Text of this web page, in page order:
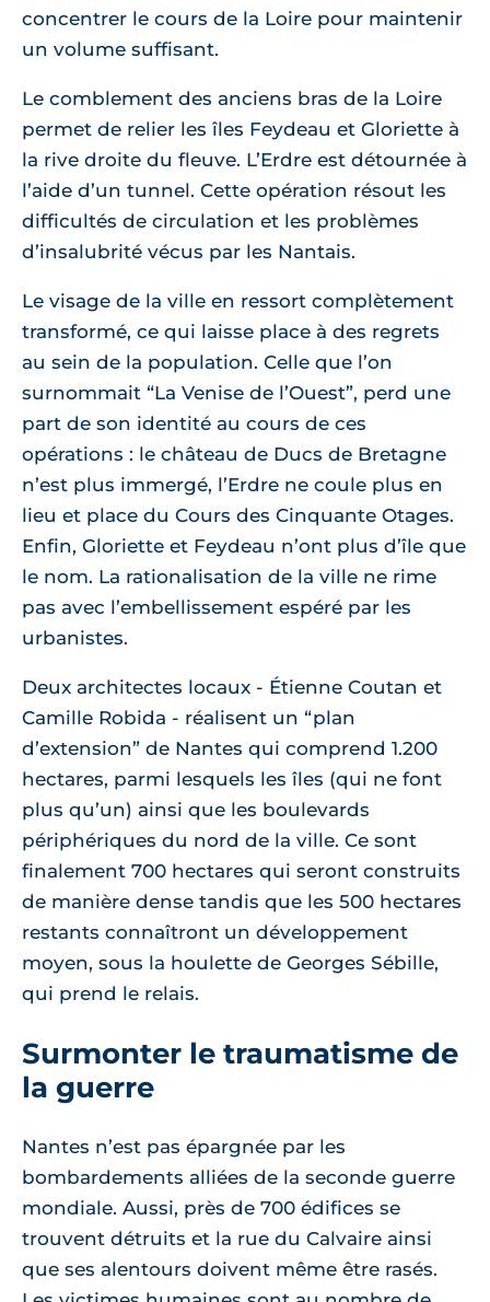
concentrer le cours de la Loire pour maintenir
un volume suffisant.
Le comblement des anciens bras de la Loire
permet de relier les îles Feydeau et Gloriette à
la rive droite du fleuve. L’Erdre est détournée à
l’aide d’un tunnel. Cette opération résout les
difficultés de circulation et les problèmes
d’insalubrité vécus par les Nantais.
Le visage de la ville en ressort complètement
transformé, ce qui laisse place à des regrets
au sein de la population. Celle que l’on
surnommait “La Venise de l’Ouest”, perd une
part de son identité au cours de ces
opérations : le château de Ducs de Bretagne
n’est plus immergé, l’Erdre ne coule plus en
lieu et place du Cours des Cinquante Otages.
Enfin, Gloriette et Feydeau n’ont plus d’île que
le nom. La rationalisation de la ville ne rime
pas avec l’embellissement espéré par les
urbanistes.
Deux architectes locaux - Étienne Coutan et
Camille Robida - réalisent un “plan
d’extension” de Nantes qui comprend 1.200
hectares, parmi lesquels les îles (qui ne font
plus qu’un) ainsi que les boulevards
périphériques du nord de la ville. Ce sont
finalement 700 hectares qui seront construits
de manière dense tandis que les 500 hectares
restants connaîtront un développement
moyen, sous la houlette de Georges Sébille,
qui prend le relais.
Surmonter le traumatisme de
la guerre
Nantes n’est pas épargnée par les
bombardements alliées de la seconde guerre
mondiale. Aussi, près de 700 édifices se
trouvent détruits et la rue du Calvaire ainsi
que ses alentours doivent même être rasés.